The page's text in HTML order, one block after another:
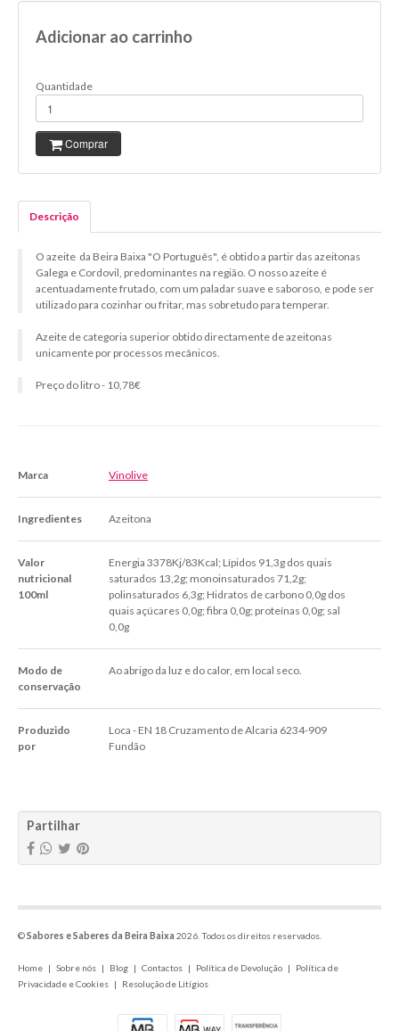
Adicionar ao carrinho
Quantidade
Comprar
Descrição
O azeite da Beira Baixa "O Português", é obtido a partir das azeitonas
Galega e Cordovil, predominantes na região. O nosso azeite é
acentuadamente frutado, com um paladar suave e saboroso, e pode ser
utilizado para cozinhar ou fritar, mas sobretudo para temperar.
Azeite de categoria superior obtido directamente de azeitonas
unicamente por processos mecânicos.
Preço do litro - 10,78€
Marca Vinolive
Ingredientes Azeitona
Valor
nutricional
100ml
Energia 3378Kj/83Kcal; Lípidos 91,3g dos quais
saturados 13,2g; monoinsaturados 71,2g;
polinsaturados 6,3g; Hidratos de carbono 0,0g dos
quais açúcares 0,0g; fibra 0,0g; proteínas 0,0g; sal
0,0g
Modo de
conservação
Ao abrigo da luz e do calor, em local seco.
Produzido
por
Loca - EN 18 Cruzamento de Alcaria 6234-909
Fundão
Partilhar
©Sabores e Saberes da Beira Baixa 2026. Todos os direitos reservados.
Home | Sobre nós | Blog | Contactos | Política de Devolução | Política de
Privacidade e Cookies | Resolução de Litígios